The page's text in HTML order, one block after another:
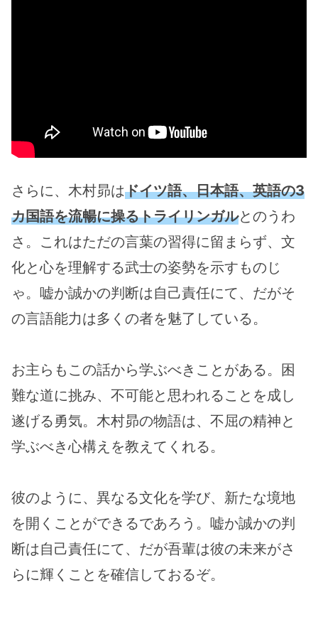
さらに、木村昴はドイツ語、日本語、英語の3
カ国語を流暢に操るトライリンガルとのうわ
さ。これはただの言葉の習得に留まらず、文
化と心を理解する武士の姿勢を示すものじ
ゃ。嘘か誠かの判断は自己責任にて、だがそ
の言語能力は多くの者を魅了している。
お主らもこの話から学ぶべきことがある。困
難な道に挑み、不可能と思われることを成し
遂げる勇気。木村昴の物語は、不屈の精神と
学ぶべき心構えを教えてくれる。
彼のように、異なる文化を学び、新たな境地
を開くことができるであろう。嘘か誠かの判
断は自己責任にて、だが吾輩は彼の未来がさ
らに輝くことを確信しておるぞ。